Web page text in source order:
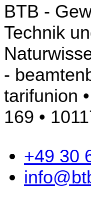
BTB -
Technik
-
tarifunion
169 •
+49 30